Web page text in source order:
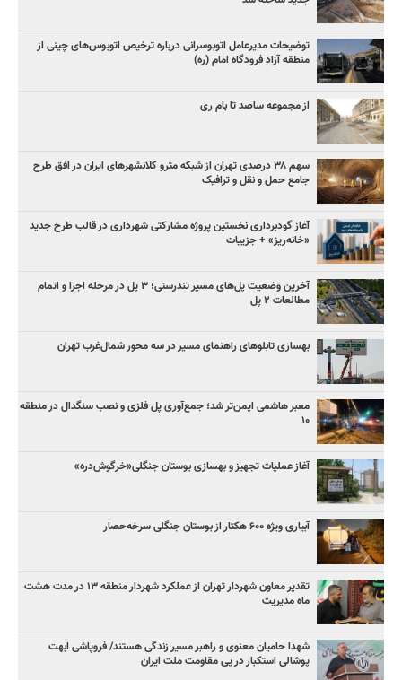
توضیحات مدیرعامل اتوبوسرانی درباره ترخیص اتوبوس‌های چینی از
منطقه آزاد فرودگاه امام (ره)
از مجموعه ساصد تا بام ری
سهم ۳۸ درصدی تهران از شبکه مترو کلانشهرهای ایران در افق طرح
جامع حمل و نقل و ترافیک
آغاز گودبرداری نخستین پروژه مشارکتی شهرداری در قالب طرح جدید
«خانه‌ریز» + جزییات
آخرین وضعیت پل‌های مسیر تندرستی؛ ۳ پل در مرحله اجرا و اتمام
مطالعات ۲ پل
بهسازی تابلوهای راهنمای مسیر در سه محور شمال‌غرب تهران
معبر هاشمی ایمن‌تر شد؛ جمع‌آوری پل فلزی و نصب سنگدال در منطقه
۱۰
آغاز عملیات تجهیز و بهسازی بوستان جنگلی«خرگوش‌دره»
آبیاری ویژه ۶۰۰ هکتار از بوستان جنگلی سرخه‌حصار
تقدیر معاون شهردار تهران از عملکرد شهردار منطقه ۱۳ در مدت هشت
ماه مدیریت
شهدا حامیان معنوی و راهبر مسیر زندگی هستند/ فروپاشی ابهت
پوشالی استکبار در پی مقاومت ملت ایران